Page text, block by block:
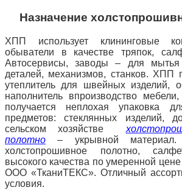
Назначение
ХПП использует клининговые
обыватели в качестве тряпок,
Автосервисы, заводы – для
деталей, механизмов, станков. ХПП
утеплитель для швейных изделий,
наполнитель впроизводство
получается неплохая упаковка
предметов: стеклянных изделий,
сельском хозяйстве
полотно – укрывной
холстопрошивное полотно,
высокого качества по умеренной
ООО «ТканиТЕКС». Отличный
условия.